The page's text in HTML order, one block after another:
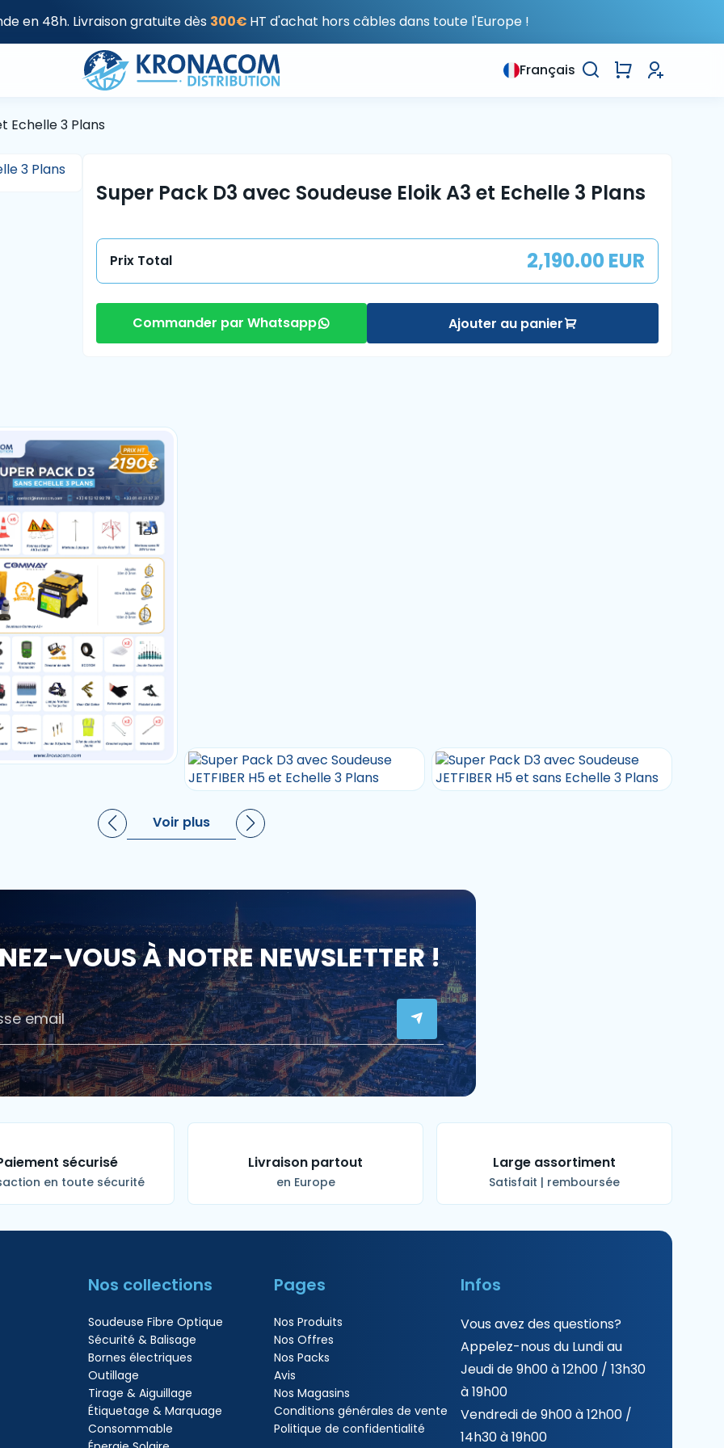
en 48h. Livraison gratuite dès 300€ HT d'achat hors câbles dans toute l'Europe !
Français
Echelle 3 Plans
Super Pack D3 avec Soudeuse Eloik A3 et Echelle 3 Plans
Prix Total 2,190.00 EUR
Commander par Whatsapp Ajouter au panier
Voir plus
VOUS À NOTRE NEWSLETTER !
sécurisé
en toute sécurité
Livraison partout
en Europe
Large assortiment
Satisfait | remboursée
Nos collections
Soudeuse Fibre Optique
Sécurité & Balisage
Bornes électriques
Outillage
Tirage & Aiguillage
Étiquetage & Marquage
Consommable
Pages
Nos Produits
Nos Offres
Nos Packs
Avis
Nos Magasins
Conditions générales de vente
Politique de confidentialité
Infos
Vous avez des questions?
Appelez-nous du Lundi au
Jeudi de 9h00 à 12h00 / 13h30
à 19h00
Vendredi de 9h00 à 12h00 /
14h30 à 19h00